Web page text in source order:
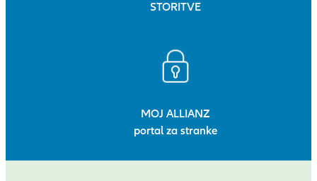
STORITVE
MOJ ALLIANZ
portal za stranke